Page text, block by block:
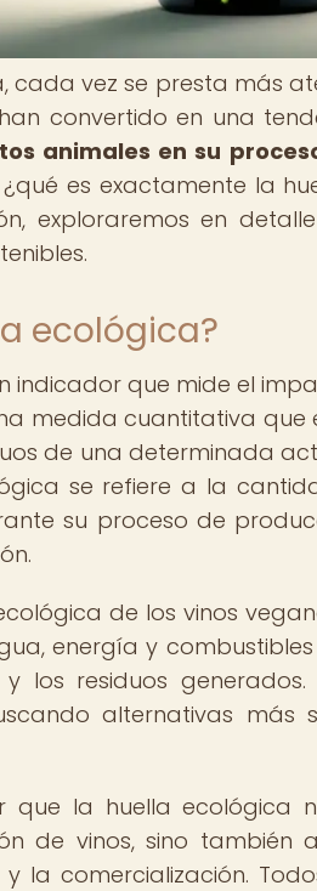
cada vez se presta más
convertido en una
animales en su
¿qué es exactamente la
exploraremos en
ecológica?
indicador que mide el
medida cuantitativa que
de una determinada
se refiere a la
su proceso de
de los vinos
energía y
los residuos
alternativas más
que la huella ecológica
de vinos, sino también
la comercialización.